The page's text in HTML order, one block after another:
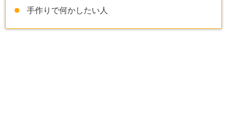
手作りで何かしたい人